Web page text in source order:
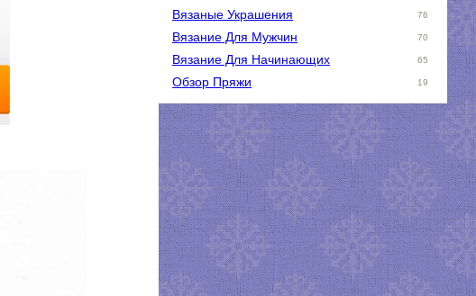
Вязаные Украшения 76
Вязание Для Мужчин 70
Вязание Для Начинающих 65
Обзор Пряжи 19